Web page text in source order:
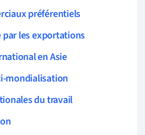
préférentiels
par les exportations
en Asie
mondialisation
du travail